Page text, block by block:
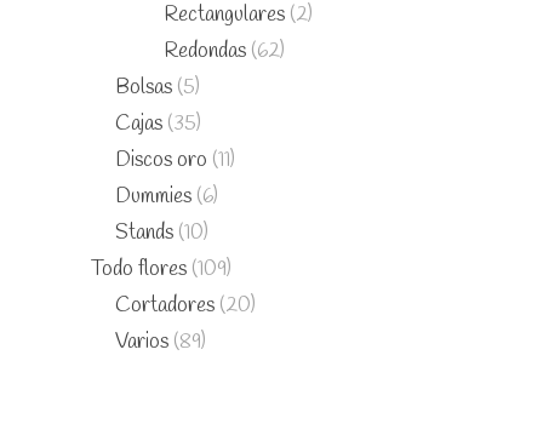
Rectangulares (2)
Redondas (62)
Bolsas (5)
Cajas (35)
Discos oro (11)
Dummies (6)
Stands (10)
Todo flores (109)
Cortadores (20)
Varios (89)